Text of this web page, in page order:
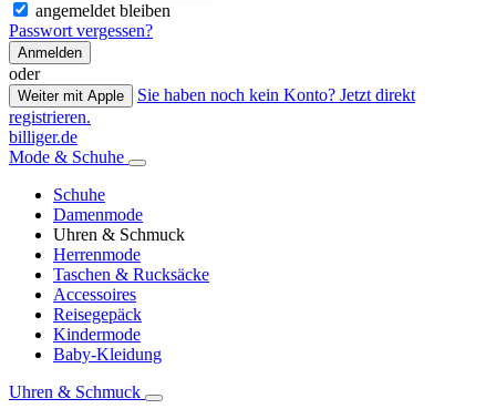
angemeldet bleiben
Passwort vergessen?
Anmelden
oder
Weiter mit Apple
Sie haben noch kein Konto? Jetzt direkt
registrieren.
billiger.de
Mode & Schuhe
Schuhe
Damenmode
Uhren & Schmuck
Herrenmode
Taschen & Rucksäcke
Accessoires
Reisegepäck
Kindermode
Baby-Kleidung
Uhren & Schmuck